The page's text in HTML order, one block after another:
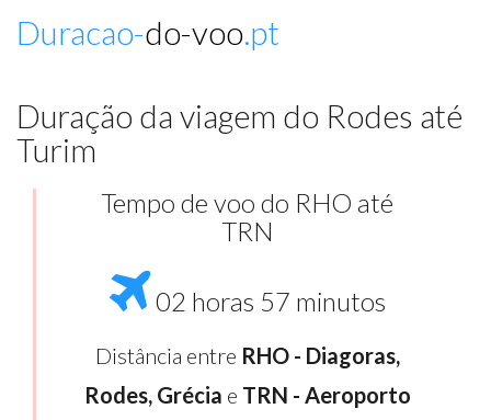
Duracao-do-voo.pt
Duração da viagem do Rodes até
Turim
Tempo de voo do RHO até
TRN
02 horas 57 minutos
Distância entre RHO - Diagoras,
Rodes, Grécia e TRN - Aeroporto